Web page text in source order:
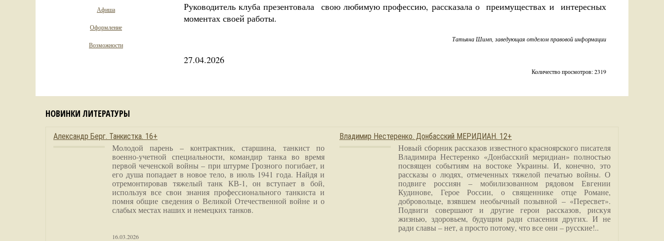
Руководитель клуба презентовала свою любимую профессию, рассказала о преимуществах и интересных
моментах своей работы.
Татьяна Шимп, заведующая отделом правовой информации
27.04.2026
Количество просмотров: 2319
Афиша
Оформление
Возможности
НОВИНКИ ЛИТЕРАТУРЫ
Александр Берг. Танкистка. 16+
Молодой парень – контрактник, старшина, танкист по
военно-учетной специальности, командир танка во время
первой чеченской войны – при штурме Грозного погибает, и
его душа попадает в новое тело, в июль 1941 года. Найдя и
отремонтировав тяжелый танк КВ-1, он вступает в бой,
используя все свои знания профессионального танкиста и
помня общие сведения о Великой Отечественной войне и о
слабых местах наших и немецких танков.
16.03.2026
Владимир Нестеренко. Донбасский МЕРИДИАН. 12+
Новый сборник рассказов известного красноярского писателя
Владимира Нестеренко «Донбасский меридиан» полностью
посвящен событиям на востоке Украины. И, конечно, это
рассказы о людях, отмеченных тяжелой печатью войны. О
подвиге россиян – мобилизованном рядовом Евгении
Кудинове, Герое России, о священнике отце Романе,
добровольце, взявшем необычный позывной – «Пересвет».
Подвиги совершают и другие герои рассказов, рискуя
жизнью, здоровьем, будущим ради спасения других. И не
ради славы – нет, а просто потому, что все они – русские!..